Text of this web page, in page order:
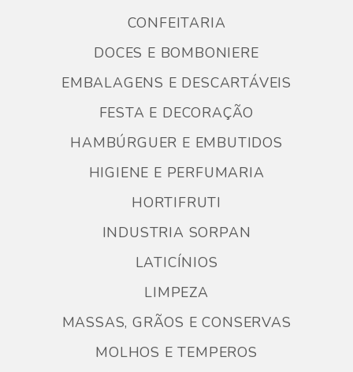
CONFEITARIA
DOCES E BOMBONIERE
EMBALAGENS E DESCARTÁVEIS
FESTA E DECORAÇÃO
HAMBÚRGUER E EMBUTIDOS
HIGIENE E PERFUMARIA
HORTIFRUTI
INDUSTRIA SORPAN
LATICÍNIOS
LIMPEZA
MASSAS, GRÃOS E CONSERVAS
MOLHOS E TEMPEROS